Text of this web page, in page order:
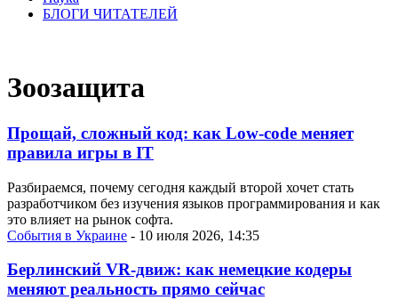
БЛОГИ ЧИТАТЕЛЕЙ
Зоозащита
Прощай, сложный код: как Low-code меняет
правила игры в IT
Разбираемся, почему сегодня каждый второй хочет стать
разработчиком без изучения языков программирования и как
это влияет на рынок софта.
События в Украине - 10 июля 2026, 14:35
Берлинский VR-движ: как немецкие кодеры
меняют реальность прямо сейчас